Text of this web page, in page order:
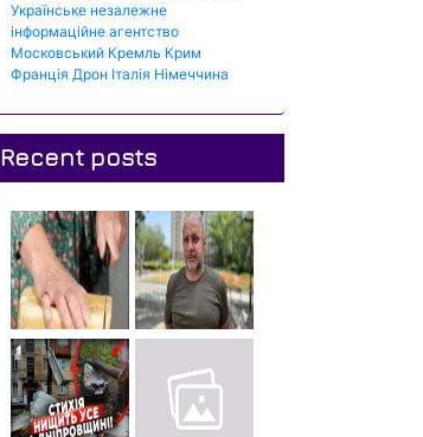
Українське незалежне
інформаційне агентство
Московський Кремль Крим
Франція Дрон Італія Німеччина
Recent posts